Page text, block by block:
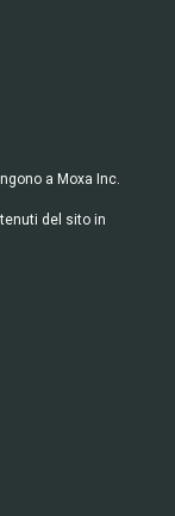
a Moxa Inc.
del sito in